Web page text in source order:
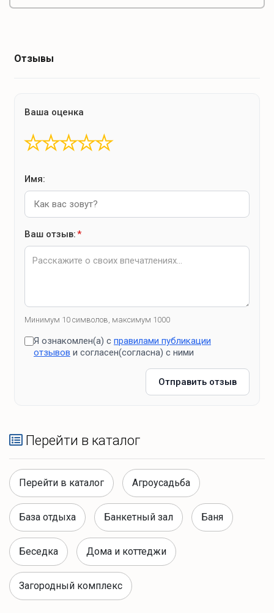
время.
Отзывы
Ваша оценка
★
★
★
★
★
Имя:
Ваш отзыв:*
Минимум 10 символов, максимум 1000
Я ознакомлен(а) с правилами публикации
отзывов и согласен(согласна) с ними
Отправить отзыв
Перейти в каталог
Перейти в каталог Агроусадьба
База отдыха Банкетный зал Баня
Беседка Дома и коттеджи
Загородный комплекс